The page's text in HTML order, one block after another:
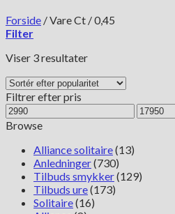
Forside /Vare Ct /0,45
Filter
Viser 3 resultaterSorteret
popularitet
Filtrer efter pris
Mindste
pris
Højeste
pris
Browse
Alliance solitaire(13)
Anledninger(730)
Tilbuds smykker(129)
Tilbuds ure(173)
Solitaire(16)